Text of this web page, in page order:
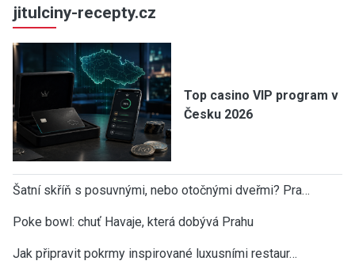
jitulciny-recepty.cz
Top casino VIP program v
Česku 2026
Šatní skříň s posuvnými, nebo otočnými dveřmi? Pra…
Poke bowl: chuť Havaje, která dobývá Prahu
Jak připravit pokrmy inspirované luxusními restaur…